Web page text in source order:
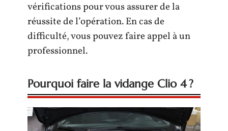
vérifications pour vous assurer de la
réussite de l’opération. En cas de
difficulté, vous pouvez faire appel à un
professionnel.
Pourquoi faire la vidange Clio 4 ?